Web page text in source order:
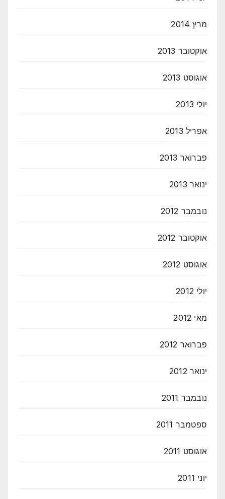
מרץ 2014
אוקטובר 2013
אוגוסט 2013
יולי 2013
אפריל 2013
פברואר 2013
ינואר 2013
נובמבר 2012
אוקטובר 2012
אוגוסט 2012
יולי 2012
מאי 2012
פברואר 2012
ינואר 2012
נובמבר 2011
ספטמבר 2011
אוגוסט 2011
יוני 2011